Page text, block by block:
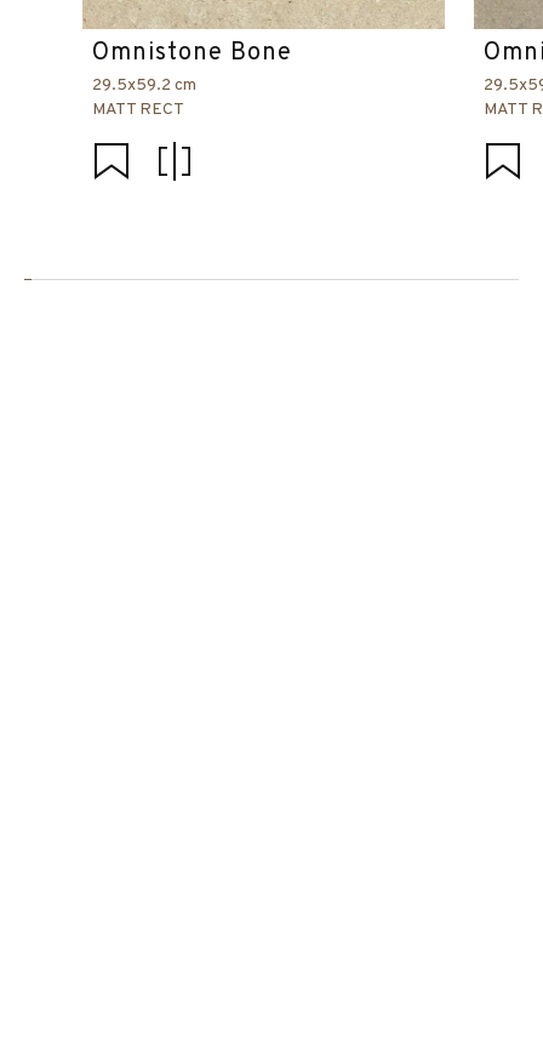
Omnistone Bone
29.5x59.2 cm
MATT RECT
MATT